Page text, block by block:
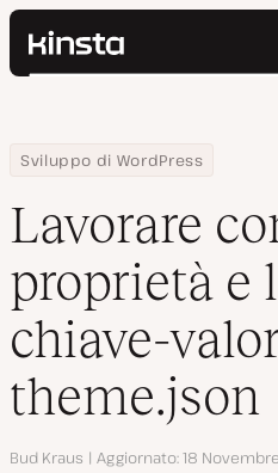
Kinsta®
Prezzi
Contatti
Cerca
Home
Centro Risorse
Blog
Sviluppo di WordPress
Lavorare con le proprietà e le
Lavorare
proprietà e
chiave-
theme.json
Autore
Bud Kraus Aggiornato 18